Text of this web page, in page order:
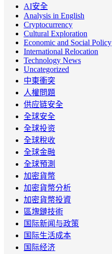
AI安全
Analysis in English
Cryptocurrency
Cultural Exploration
Economic and Social Policy
International Relocation
Technology News
Uncategorized
中東衝突
人權問題
供应链安全
全球安全
全球投资
全球稅收
全球金融
全球預測
加密貨幣
加密貨幣分析
加密貨幣投資
區塊鏈技術
国际新闻与政策
国际生活成本
国际经济